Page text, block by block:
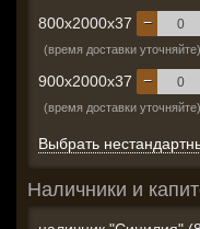
800x2000x37 −
(время доставки уточняйте)
900x2000x37 −
(время доставки уточняйте)
Выбрать
Наличники и